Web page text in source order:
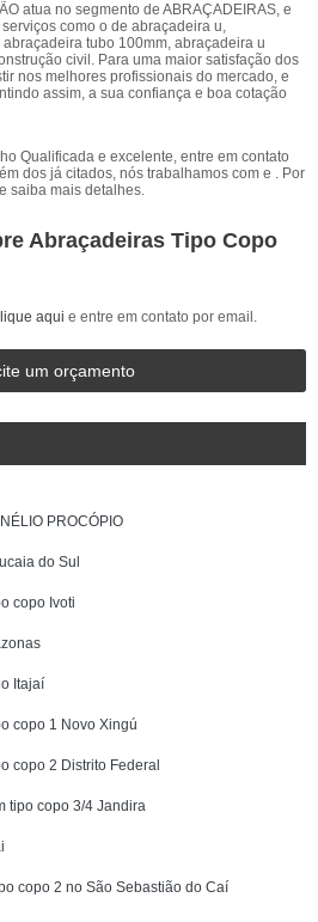
atua no segmento de ABRAÇADEIRAS, e
como o de abraçadeira u,
tubo 100mm, abraçadeira u
civil. Para uma maior satisfação dos
nos melhores profissionais do mercado, e
assim, a sua confiança e boa cotação
Qualificada e excelente, entre em contato
dos já citados, nós trabalhamos com e . Por
saiba mais detalhes.
Abraçadeiras Tipo Copo
aqui e entre em contato por email.
um orçamento
PROCÓPIO
do Sul
copo Ivoti
Itajaí
copo 1 Novo Xingú
copo 2 Distrito Federal
tipo copo 3/4 Jandira
copo 2 no São Sebastião do Caí